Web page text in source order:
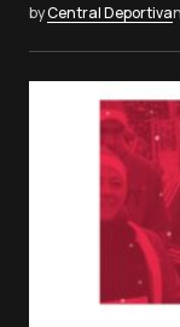
byCentral Deportiva